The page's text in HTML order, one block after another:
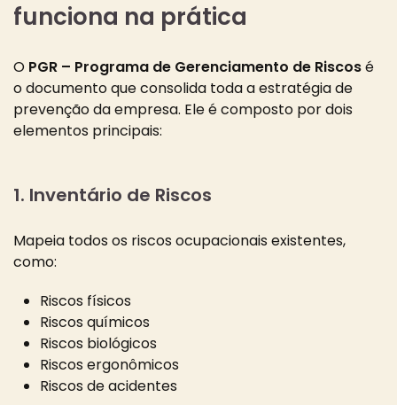
funciona na prática
O PGR – Programa de Gerenciamento de Riscosé
o documento que consolida toda a estratégia de
prevenção da empresa. Ele é composto por dois
elementos principais:
1. Inventário de Riscos
Mapeia todos os riscos ocupacionais existentes,
como:
Riscos físicos
Riscos químicos
Riscos biológicos
Riscos ergonômicos
Riscos de acidentes